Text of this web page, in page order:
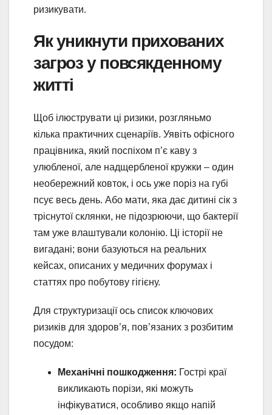
ризикувати.
Як уникнути прихованих
загроз у повсякденному
житті
Щоб ілюструвати ці ризики, розгляньмо
кілька практичних сценаріїв. Уявіть офісного
працівника, який поспіхом п’є каву з
улюбленої, але надщербленої кружки – один
необережний ковток, і ось уже поріз на губі
псує весь день. Або мати, яка дає дитині сік з
тріснутої склянки, не підозрюючи, що бактерії
там уже влаштували колонію. Ці історії не
вигадані; вони базуються на реальних
кейсах, описаних у медичних форумах і
статтях про побутову гігієну.
Для структуризації ось список ключових
ризиків для здоров’я, пов’язаних з розбитим
посудом:
Механічні пошкодження: Гострі краї
викликають порізи, які можуть
інфікуватися, особливо якщо напій